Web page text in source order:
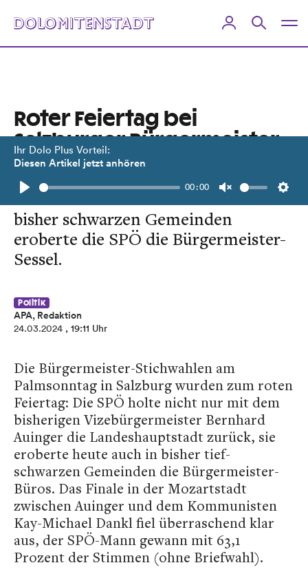
Ihr Dolo Plus Vorteil:
Diesen Artikel jetzt anhören
Play
00:00
Unmute
Roter Feiertag bei
Salzburger Bürgermeister-
Stichwahlen
In der Mozartstadt und weiteren
bisher schwarzen Gemeinden
eroberte die SPÖ die Bürgermeister-
Sessel.
Politik
APA, Redaktion
24.03.2024 , 19:11 Uhr
Die Bürgermeister-Stichwahlen am
Palmsonntag in Salzburg wurden zum roten
Feiertag: Die SPÖ holte nicht nur mit dem
bisherigen Vizebürgermeister Bernhard
Auinger die Landeshauptstadt zurück, sie
eroberte heute auch in bisher tief-
schwarzen Gemeinden die Bürgermeister-
Büros. Das Finale in der Mozartstadt
zwischen Auinger und dem Kommunisten
Kay-Michael Dankl fiel überraschend klar
aus, der SPÖ-Mann gewann mit 63,1
Prozent der Stimmen (ohne Briefwahl).